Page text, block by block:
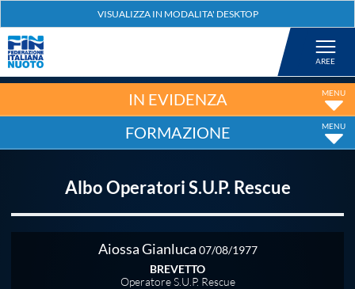
Nuoto
Tuffi
Artistico
IN EVIDENZA
FORMAZIONE
Albo Operatori S.U.P. Rescue
Aiossa Gianluca 07/08/1977
BREVETTO
Operatore S.U.P. Rescue